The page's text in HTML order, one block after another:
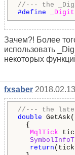
//--- the
#define
Зачем?! Более
использовать
некоторых
fxsaber
//--- the
double
{
MqlTick
return